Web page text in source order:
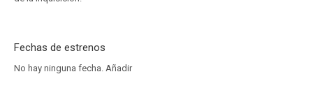
Fechas de estrenos
No hay ninguna fecha. Añadir